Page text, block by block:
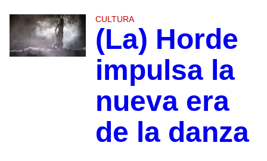
CULTURA
(La) Horde
impulsa la
nueva era
de la danza